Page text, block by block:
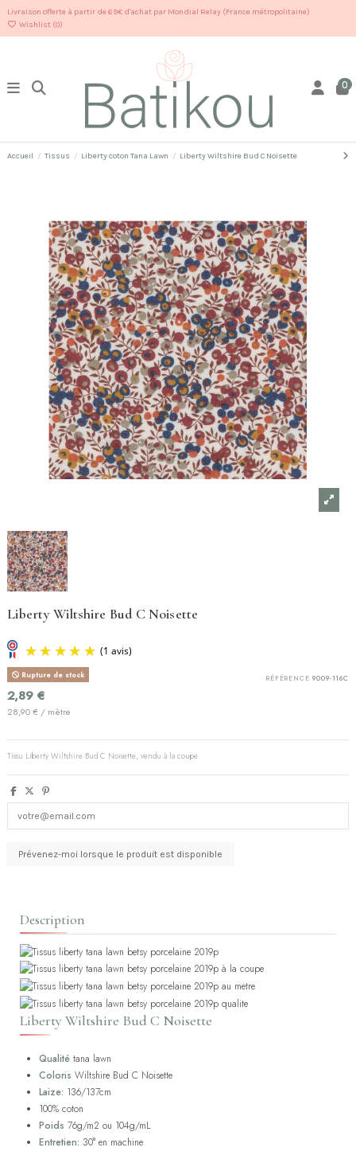
Livraison offerte à partir de 69€ d'achat par Mondial Relay (France métropolitaine)
Wishlist (0)
0
Accueil Tissus Liberty coton Tana Lawn Liberty Wiltshire Bud C Noisette
Liberty Wiltshire Bud C Noisette
RÉFÉRENCE 9009-116C
Rupture de stock
2,89 €
28,90 € / mètre
Tissu Liberty Wiltshire Bud C Noisette, vendu à la coupe
Description
Liberty Wiltshire Bud C Noisette
Qualité tana lawn
Coloris Wiltshire Bud C Noisette
Laize: 136/137cm
100% coton
Poids 76g/m2 ou 104g/mL
Entretien: 30° en machine